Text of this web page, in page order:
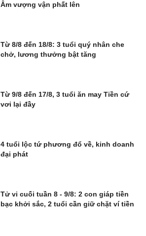
Âm vượng vận phất lên
Từ 8/8 đến 18/8: 3 tuổi quý nhân che
chở, lương thưởng bật tăng
Từ 9/8 đến 17/8, 3 tuổi ăn may Tiền cứ
vơi lại đầy
4 tuổi lộc tứ phương đổ về, kinh doanh
đại phát
Tử vi cuối tuần 8 - 9/8: 2 con giáp tiền
bạc khởi sắc, 2 tuổi cần giữ chặt ví tiền